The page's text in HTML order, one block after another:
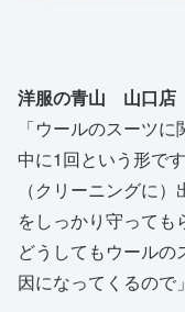
洋服の青山 山口店
「ウールのスーツ
中に1回という形で
（クリーニングに
をしっかり守っても
どうしてもウール
因になってくるので」